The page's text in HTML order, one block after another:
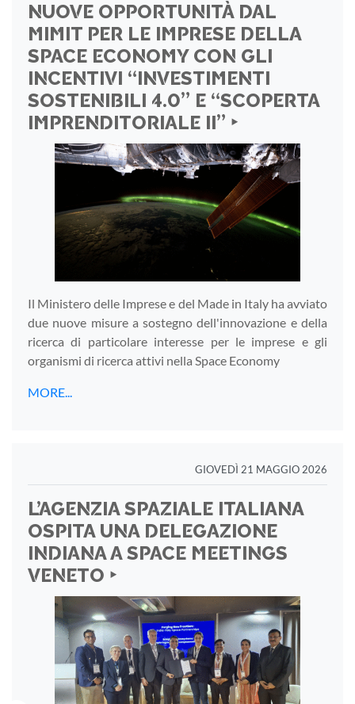
NUOVE OPPORTUNITÀ DAL
MIMIT PER LE IMPRESE DELLA
SPACE ECONOMY CON GLI
INCENTIVI “INVESTIMENTI
SOSTENIBILI 4.0” E “SCOPERTA
IMPRENDITORIALE II” ‣
Il Ministero delle Imprese e del Made in Italy ha avviato
due nuove misure a sostegno dell'innovazione e della
ricerca di particolare interesse per le imprese e gli
organismi di ricerca attivi nella Space Economy
MORE...
GIOVEDÌ 21 MAGGIO 2026
L’AGENZIA SPAZIALE ITALIANA
OSPITA UNA DELEGAZIONE
INDIANA A SPACE MEETINGS
VENETO ‣